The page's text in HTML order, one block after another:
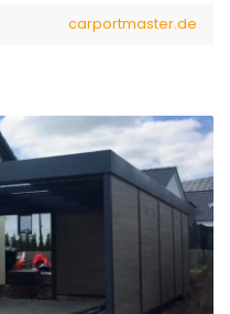
carportmaster.de